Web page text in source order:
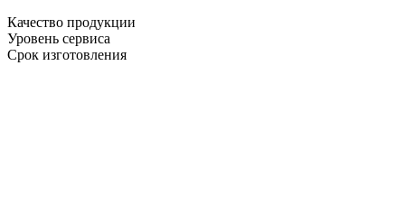
Качество продукции
Уровень сервиса
Срок изготовления